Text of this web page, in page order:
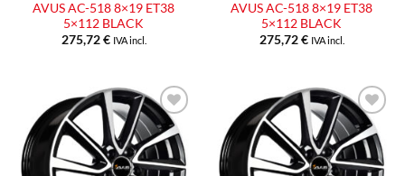
AVUS AC-518 8×19 ET38
5×112 BLACK
275,72€ IVA incl.
AVUS AC-518 8×19 ET38
5×112 BLACK
275,72€ IVA incl.
Aggiungi
alla lista
dei
desideri
Aggiungi
alla lista
dei
desideri